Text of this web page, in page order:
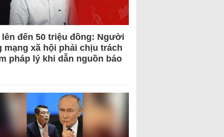
lên đến 50 triệu đồng: Người
mạng xã hội phải chịu trách
pháp lý khi dẫn nguồn báo